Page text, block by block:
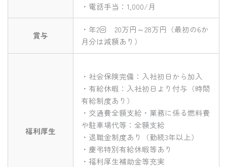
・電話手当：1,000/月
賞与
・年2回 20万円～28万円（最初の6か
月分は減額あり）
福利厚生
・社会保険完備：入社初日から加入
・有給休暇：入社初日より付与（時間
有給制度あり）
・交通費全額支給・業務に係る燃料費
や駐車場代等：全額支給
・退職金制度あり（勤続3年以上）
・慶弔特別有給休暇等あり
・福利厚生補助金等充実